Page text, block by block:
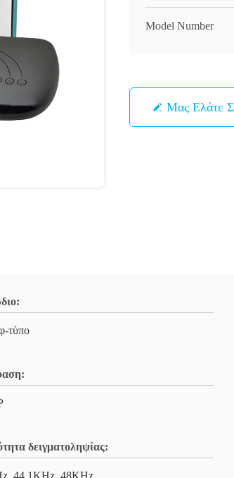
Model Number
Μας Ελάτε
τύπο
δειγματοληψίας:
44.1KHz, 48KHz